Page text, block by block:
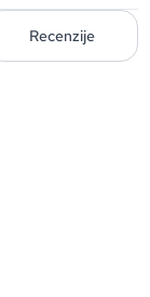
Recenzije